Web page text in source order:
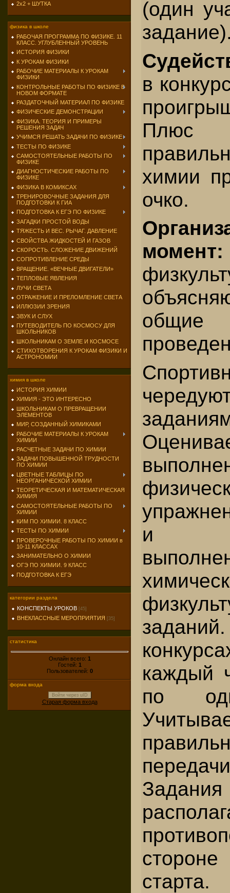
2х2 + ШУТКА
физика в школе
РАБОЧАЯ ПРОГРАММА ПО ФИЗИКЕ. 11
КЛАСС. УГЛУБЛЕННЫЙ УРОВЕНЬ
ИСТОРИЯ ФИЗИКИ
К УРОКАМ ФИЗИКИ
РАБОЧИЕ МАТЕРИАЛЫ К УРОКАМ
ФИЗИКИ
КОНТРОЛЬНЫЕ РАБОТЫ ПО ФИЗИКЕ В
НОВОМ ФОРМАТЕ
РАЗДАТОЧНЫЙ МАТЕРИАЛ ПО ФИЗИКЕ
ФИЗИЧЕСКИЕ ДЕМОНСТРАЦИИ
ФИЗИКА. ТЕОРИЯ И ПРИМЕРЫ
РЕШЕНИЯ ЗАДАЧ
УЧИМСЯ РЕШАТЬ ЗАДАЧИ ПО ФИЗИКЕ
ТЕСТЫ ПО ФИЗИКЕ
САМОСТОЯТЕЛЬНЫЕ РАБОТЫ ПО
ФИЗИКЕ
ДИАГНОСТИЧЕСКИЕ РАБОТЫ ПО
ФИЗИКЕ
ФИЗИКА В КОМИКСАХ
ТРЕНИРОВОЧНЫЕ ЗАДАНИЯ ДЛЯ
ПОДГОТОВКИ К ГИА
ПОДГОТОВКА К ЕГЭ ПО ФИЗИКЕ
ЗАГАДКИ ПРОСТОЙ ВОДЫ
ТЯЖЕСТЬ И ВЕС. РЫЧАГ. ДАВЛЕНИЕ
СВОЙСТВА ЖИДКОСТЕЙ И ГАЗОВ
СКОРОСТЬ. СЛОЖЕНИЕ ДВИЖЕНИЙ
СОПРОТИВЛЕНИЕ СРЕДЫ
ВРАЩЕНИЕ. «ВЕЧНЫЕ ДВИГАТЕЛИ»
ТЕПЛОВЫЕ ЯВЛЕНИЯ
ЛУЧИ СВЕТА
ОТРАЖЕНИЕ И ПРЕЛОМЛЕНИЕ СВЕТА
ИЛЛЮЗИИ ЗРЕНИЯ
ЗВУК И СЛУХ
ПУТЕВОДИТЕЛЬ ПО КОСМОСУ ДЛЯ
ШКОЛЬНИКОВ
ШКОЛЬНИКАМ О ЗЕМЛЕ И КОСМОСЕ
СТИХОТВОРЕНИЯ К УРОКАМ ФИЗИКИ И
АСТРОНОМИИ
химия в школе
ИСТОРИЯ ХИМИИ
ХИМИЯ - ЭТО ИНТЕРЕСНО
ШКОЛЬНИКАМ О ПРЕВРАЩЕНИИ
ЭЛЕМЕНТОВ
МИР, СОЗДАННЫЙ ХИМИКАМИ
РАБОЧИЕ МАТЕРИАЛЫ К УРОКАМ
ХИМИИ
РАСЧЕТНЫЕ ЗАДАЧИ ПО ХИМИИ
ЗАДАЧИ ПОВЫШЕННОЙ ТРУДНОСТИ
ПО ХИМИИ
ЦВЕТНЫЕ ТАБЛИЦЫ ПО
НЕОРГАНИЧЕСКОЙ ХИМИИ
ТЕОРЕТИЧЕСКАЯ И МАТЕМАТИЧЕСКАЯ
ХИМИЯ
САМОСТОЯТЕЛЬНЫЕ РАБОТЫ ПО
ХИМИИ
КИМ ПО ХИМИИ. 8 КЛАСС
ТЕСТЫ ПО ХИМИИ
ПРОВЕРОЧНЫЕ РАБОТЫ ПО ХИМИИ в
10-11 КЛАССАХ
ЗАНИМАТЕЛЬНО О ХИМИИ
ОГЭ ПО ХИМИИ. 9 КЛАСС
ПОДГОТОВКА К ЕГЭ
категории раздела
КОНСПЕКТЫ УРОКОВ [45]
ВНЕКЛАССНЫЕ МЕРОПРИЯТИЯ [35]
статистика
Онлайн всего: 1
Гостей: 1
Пользователей: 0
форма входа
Войти через uID
Старая форма входа
(один
в
Плюс
химии
очко.
момент:
и
каждый
по
старта.